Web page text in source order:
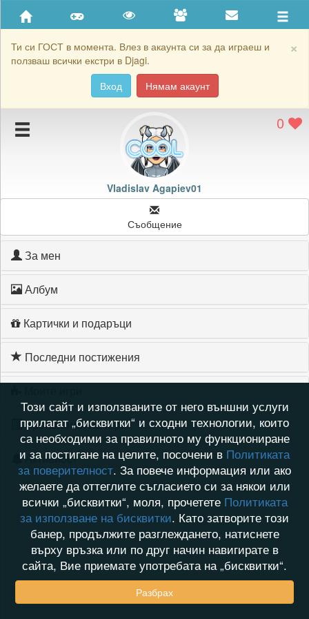
×
Ти си ГОСТ в момента. Влез в акаунта си за да играеш и
ползваш всички екстри в Djagi.
Вход
Нямам акаунт
Приятели
Хронология на игри
Подаръците на Vladislav Agapiev01
Картичките на Vladislav Agapiev01
Блокирай Vladislav Agapiev01
0
Vladislav Agapiev01
Съобщение
За мен
Албум
Картички и подаръци
Последни постижения
Хронология на игри
Активност
Този сайт и използваните от него външни услуги
прилагат „бисквитки“ и сходни технологии, които
са необходими за правилното му функциониране
и за постигане на целите, посочени в Политиката
за поверителност. За повече информация или ако
желаете да оттеглите съгласието си за някои или
всички „бисквитки“, моля, прочетете Политиката
за използване на бисквитки. Като затворите този
банер, продължите разглеждането, натиснете
върху връзка или по друг начин навигирате в
сайта, Вие приемате употребата на „бисквитки“.
Разбрах